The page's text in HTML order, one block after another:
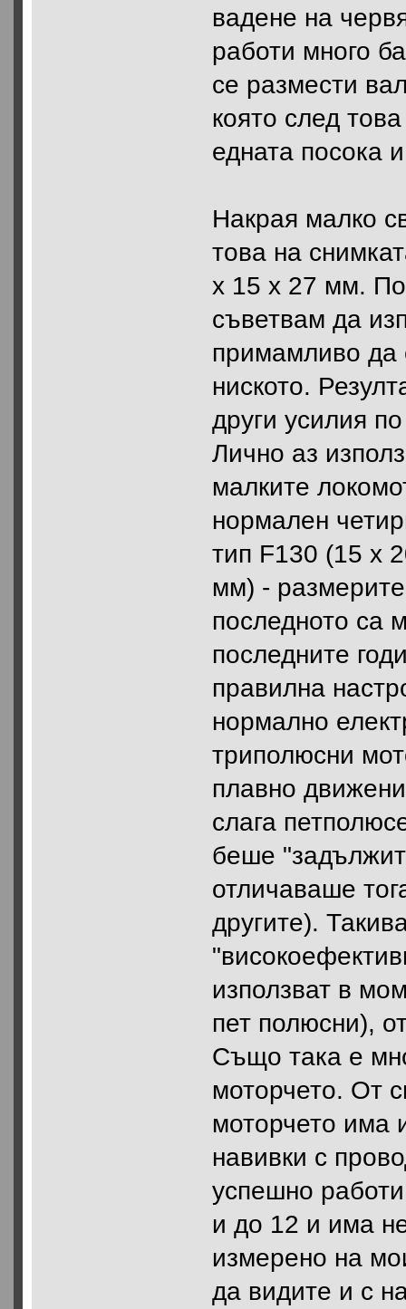
вадене на
работи много
се размести
която след
едната посока
Накрая малко
това на
х 15 х 27 мм.
съветвам да
примамливо да
ниското.
други усилия
Лично аз
малките
нормален
тип F130 (15 х
мм) -
последното са
последните
правилна
нормално
триполюсни
плавно
слага
беше
отличаваше
другите).
използват в
пет полюсни),
Също така е
моторчето. От
моторчето има
навивки с
успешно
и до 12 и има
измерено на
да видите и с